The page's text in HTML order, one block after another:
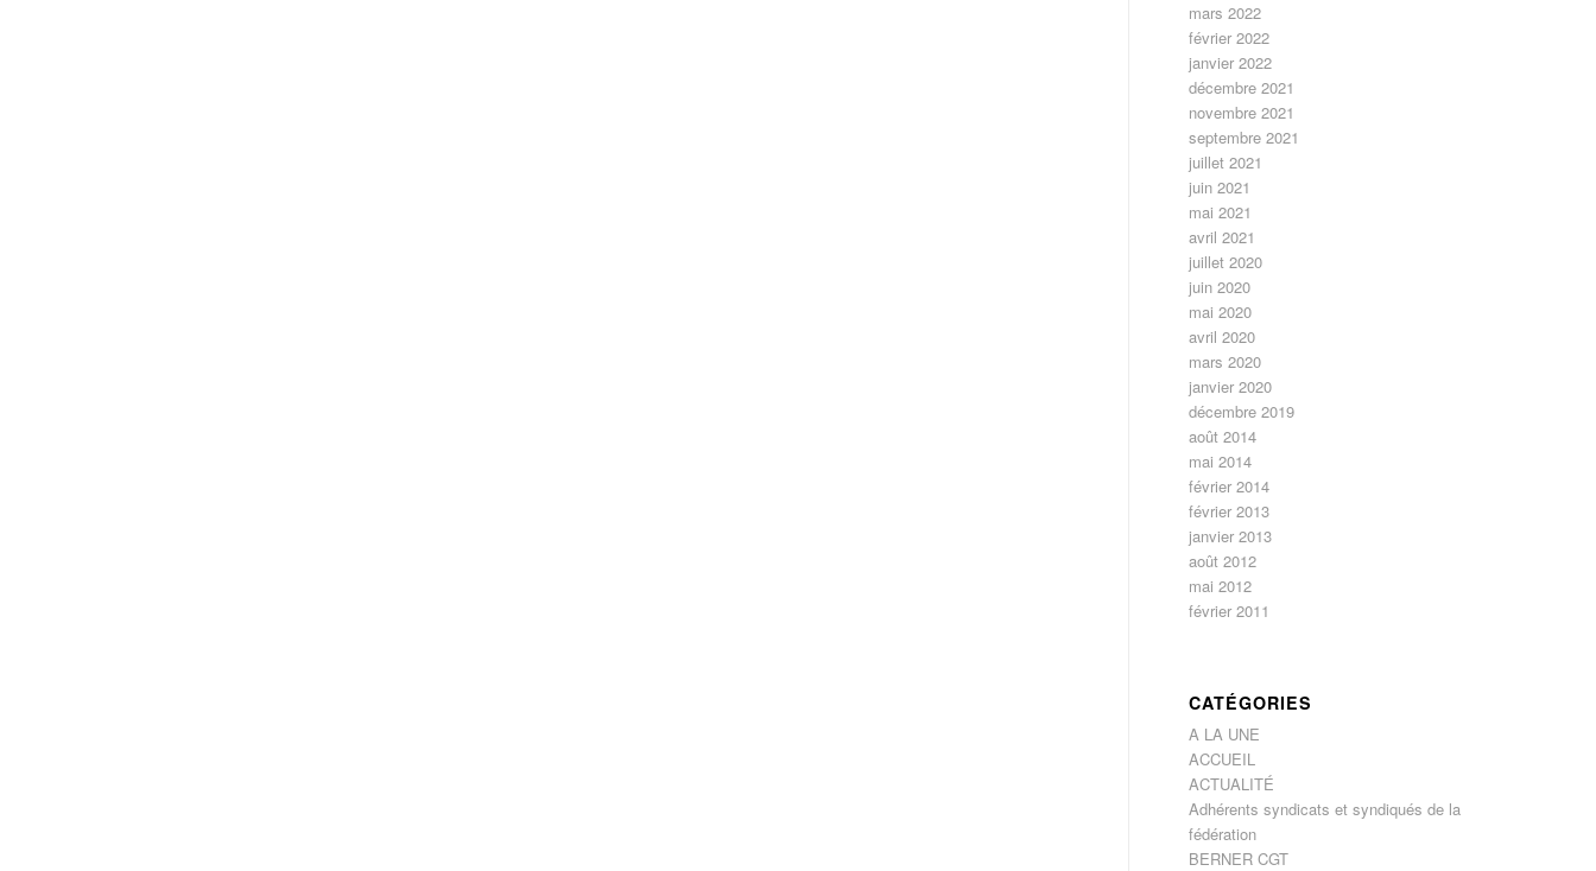
mars 2022
février 2022
janvier 2022
décembre 2021
novembre 2021
septembre 2021
juillet 2021
juin 2021
mai 2021
avril 2021
juillet 2020
juin 2020
mai 2020
avril 2020
mars 2020
janvier 2020
décembre 2019
août 2014
mai 2014
février 2014
février 2013
janvier 2013
août 2012
mai 2012
février 2011
CATÉGORIES
A LA UNE
ACCUEIL
ACTUALITÉ
Adhérents syndicats et syndiqués de la
fédération
BERNER CGT